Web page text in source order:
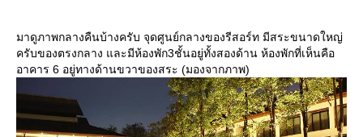
มาดูภาพกลางคืนบ้างครับ จุดศูนย์กลางของรีสอร์ท มีสระขนาดใหญ่
ครับของตรงกลาง และมีห้องพัก3ชั้นอยู่ทั้งสองด้าน ห้องพักที่เห็นคือ
อาคาร 6 อยู่ทางด้านขวาของสระ (มองจากภาพ)